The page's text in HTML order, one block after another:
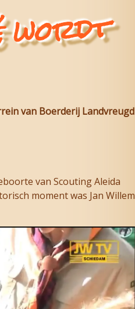
wo
van Boerderij Landvreugd
van Scouting Aleida
moment was Jan Willem